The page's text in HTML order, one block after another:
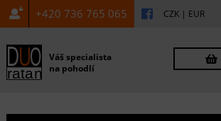
+420 736 765 065 CZK | EUR
Váš specialista
na pohodlí